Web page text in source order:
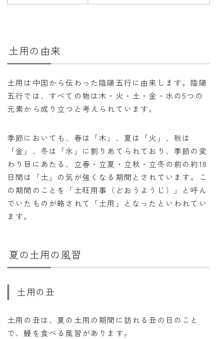
土用の由来
土用は中国から伝わった陰陽五行に由来します。陰陽
五行では、すべての物は木・火・土・金・水の5つの
元素から成り立つと考えられています。
季節においても、春は「木」、夏は「火」、秋は
「金」、冬は「水」に割りあてられており、季節の変
わり目にあたる、立春・立夏・立秋・立冬の前の約18
日間は「土」の気が強くなる期間とされています。こ
の期間のことを「土旺用事（どおうようじ）」と呼ん
でいたものが略されて「土用」となったといわれてい
ます。
夏の土用の風習
土用の丑
土用の丑は、夏の土用の期間に訪れる丑の日のこと
で、鰻を食べる風習があります。